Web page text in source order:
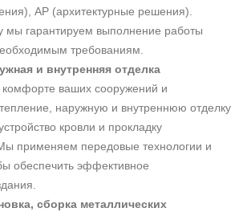
АР (архитектурные решения).
мы гарантируем выполнение работы
требованиям.
и внутренняя отделка
ваших сооружений и
наружную и внутреннюю отделку
кровли и прокладку
применяем передовые технологии и
обеспечить эффективное
сборка металлических